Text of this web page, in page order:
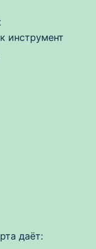
инструмент
даёт: